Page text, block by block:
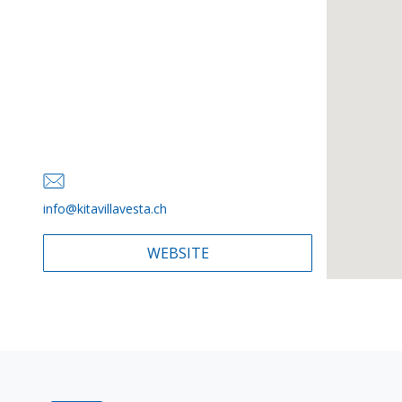
info@kitavillavesta.ch
WEBSITE